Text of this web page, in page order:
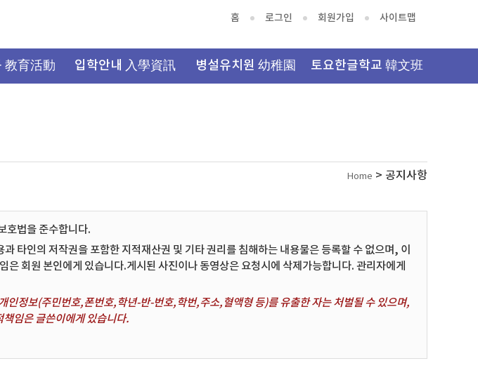
홈 로그인 회원가입 사이트맵
教育活動 입학안내 入學資訊 병설유치원 幼稚園 토요한글학교 韓文班
Home > 공지사항
호법을 준수합니다.
타인의 저작권을 포함한 지적재산권 및 기타 권리를 침해하는 내용물은 등록할 수 없으며, 이
은 회원 본인에게 있습니다.게시된 사진이나 동영상은 요청시에 삭제가능합니다. 관리자에게
인정보(주민번호,폰번호,학년-반-번호,학번,주소,혈액형 등)를 유출한 자는 처벌될 수 있으며,
임은 글쓴이에게 있습니다.